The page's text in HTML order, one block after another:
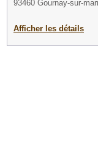
93460 Gournay-sur-
Afficher les détails